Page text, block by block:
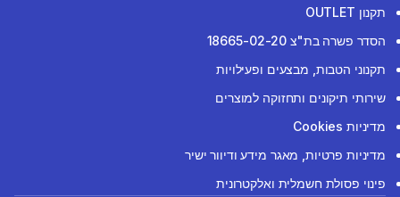
תקנון OUTLET
הסדר פשרה בת"צ 18665-02-20
תקנוני הטבות, מבצעים ופעילויות
שירותי תיקונים ותחזוקה למוצרים
מדיניות Cookies
מדיניות פרטיות, מאגר מידע ודיוור ישיר
פינוי פסולת חשמלית ואלקטרונית